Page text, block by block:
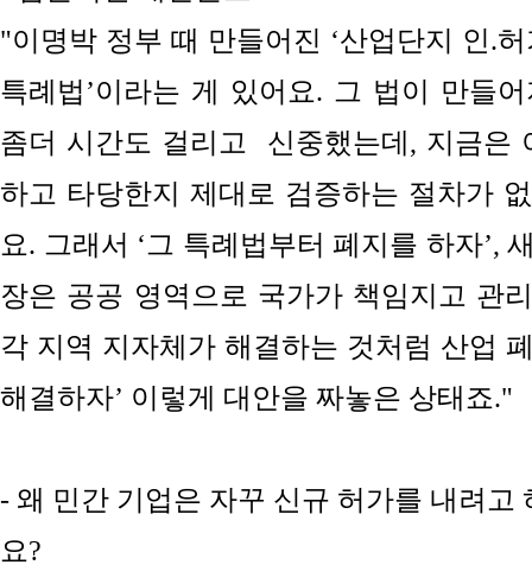
"이명박 정부 때 만들어진 ‘산업단지
인.
특례법’이라는 게 있어요. 그 법이 만들
좀더 시간도 걸리고 신중했는데, 지금은
하고 타당한지 제대로 검증하는 절차가
요. 그래서 ‘그 특례법부터 폐지를 하자’,
장은 공공 영역으로 국가가 책임지고 관
각 지역 지자체가 해결하는 것처럼 산업
해결하자’ 이렇게 대안을 짜놓은 상태죠."
- 왜 민간 기업은 자꾸 신규 허가를 내려고
요?